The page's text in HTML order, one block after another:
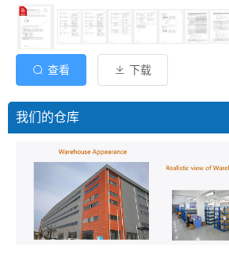
查看 下载
我们的仓库